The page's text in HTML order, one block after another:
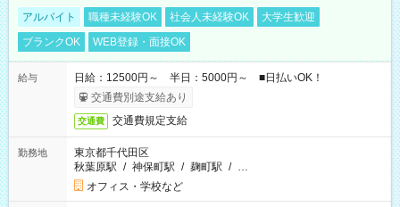
アルバイト 職種未経験OK 社会人未経験OK
大学生歓迎
ブランクOK
WEB登録・面接OK
給与
日給：12500円～ 半日：5000円～ ■日払いOK！
交通費別途支給あり
交通費 交通費規定支給
勤務地
東京都千代田区
秋葉原駅 / 神保町駅 / 麹町駅 / …
オフィス・学校など